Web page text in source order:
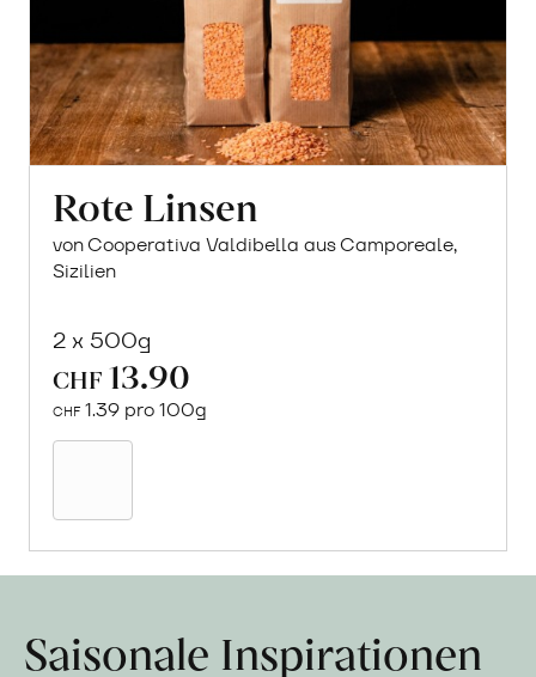
Rote Linsen
von Cooperativa Valdibella aus Camporeale,
Sizilien
2 x 500g
CHF 13.90
CHF 1.39 pro 100g
Saisonale Inspirationen